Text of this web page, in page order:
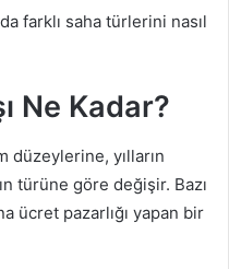
farklı saha türlerini nasıl
Ne Kadar?
düzeylerine, yılların
türüne göre değişir. Bazı
ücret pazarlığı yapan bir